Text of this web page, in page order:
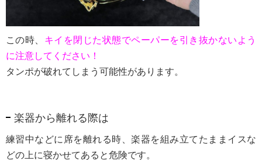
この時、 キイを閉じた状態でペーパーを引き抜かないよう
に注意してください！
タンポが破れてしまう可能性があります。
楽器から離れる際は
練習中などに席を離れる時、楽器を組み立てたままイスな
どの上に寝かせてあると危険です。